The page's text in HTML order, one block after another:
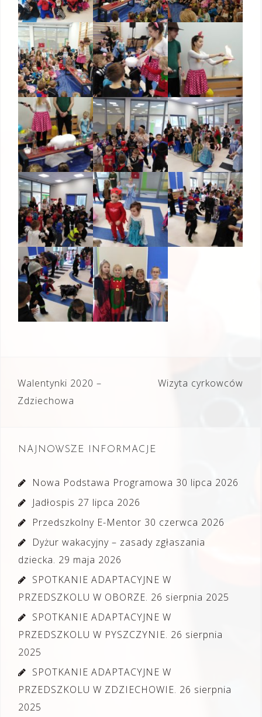
Nawigacja
wpisu
Walentynki 2020 –
Zdziechowa
Wizyta cyrkowców
NAJNOWSZE INFORMACJE
Nowa Podstawa Programowa 30 lipca 2026
Jadłospis 27 lipca 2026
Przedszkolny E-Mentor 30 czerwca 2026
Dyżur wakacyjny – zasady zgłaszania
dziecka. 29 maja 2026
SPOTKANIE ADAPTACYJNE W
PRZEDSZKOLU W OBORZE. 26 sierpnia 2025
SPOTKANIE ADAPTACYJNE W
PRZEDSZKOLU W PYSZCZYNIE. 26 sierpnia
2025
SPOTKANIE ADAPTACYJNE W
PRZEDSZKOLU W ZDZIECHOWIE. 26 sierpnia
2025